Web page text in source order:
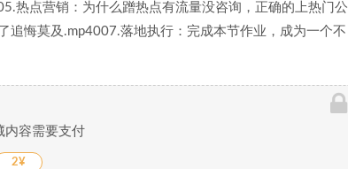
热点营销：为什么蹭热点有流量没咨询，正确的上热门公
悔莫及.mp4007.落地执行：完成本节作业，成为一个不
内容需要支付
2¥